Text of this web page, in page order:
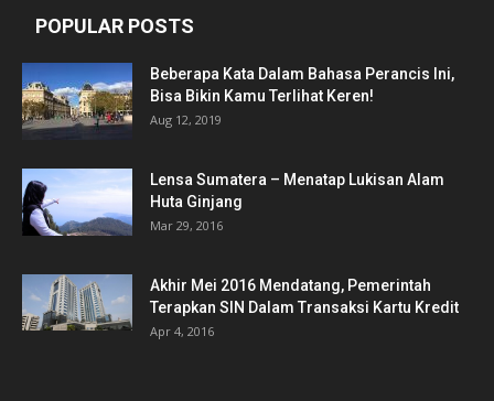
POPULAR POSTS
Beberapa Kata Dalam Bahasa Perancis Ini,
Bisa Bikin Kamu Terlihat Keren!
Aug 12, 2019
Lensa Sumatera – Menatap Lukisan Alam
Huta Ginjang
Mar 29, 2016
Akhir Mei 2016 Mendatang, Pemerintah
Terapkan SIN Dalam Transaksi Kartu Kredit
Apr 4, 2016